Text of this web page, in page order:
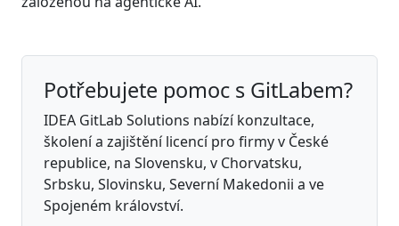
Potřebujete pomoc s GitLabem?
IDEA GitLab Solutions nabízí konzultace,
školení a zajištění licencí pro firmy v České
republice, na Slovensku, v Chorvatsku,
Srbsku, Slovinsku, Severní Makedonii a ve
Spojeném království.